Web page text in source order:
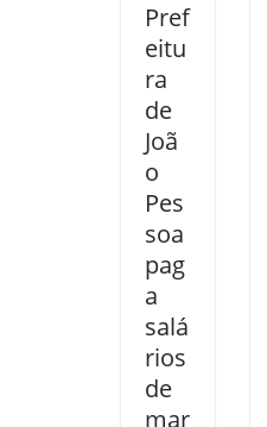
Pref
eitu
ra
de
Joã
o
Pes
soa
pag
a
salá
rios
de
mar